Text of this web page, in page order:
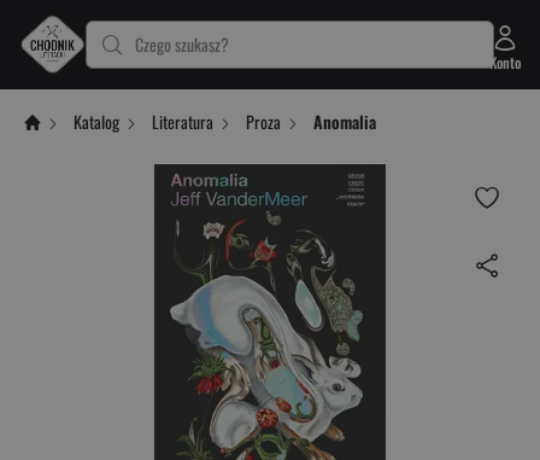
Czego szukasz?
Konto
Katalog Literatura Proza Anomalia